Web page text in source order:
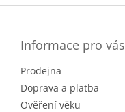
Informace pro vás
Prodejna
Doprava a platba
Ověření věku